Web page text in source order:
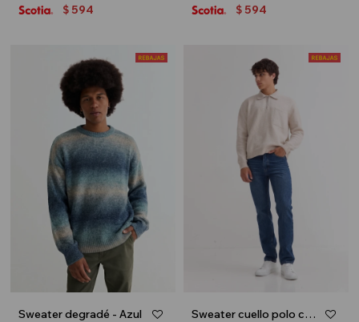
$ 594 $ 594
Sweater degradé - Azul
Sweater cuello polo con cierre - Beige